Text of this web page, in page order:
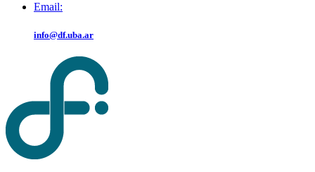
Email:
info@df.uba.ar